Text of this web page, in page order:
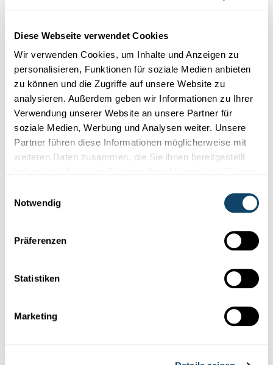
Diese Webseite verwendet Cookies
Wir verwenden Cookies, um Inhalte und Anzeigen zu
personalisieren, Funktionen für soziale Medien anbieten
zu können und die Zugriffe auf unsere Website zu
analysieren. Außerdem geben wir Informationen zu Ihrer
Verwendung unserer Website an unsere Partner für
soziale Medien, Werbung und Analysen weiter. Unsere
Partner führen diese Informationen möglicherweise mit
weiteren Daten zusammen, die Sie ihnen bereitgestellt
Notwendig
Präferenzen
Statistiken
Marketing
Mr Science
MR SCIENCE
Mikroorganismen,
wéi Bakterien a Pilzer, am Buedem zersetzen
dem Mr Science säi Kalzong bannent 6 Wochen quasi komplett
FNR,RTL